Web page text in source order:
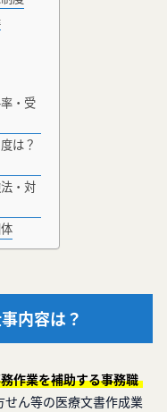
・受
は？
・対
内容は？
作業を補助する事務職
ん等の医療文書作成業